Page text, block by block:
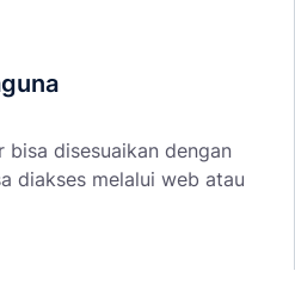
bisa disesuaikan dengan
diakses melalui web atau